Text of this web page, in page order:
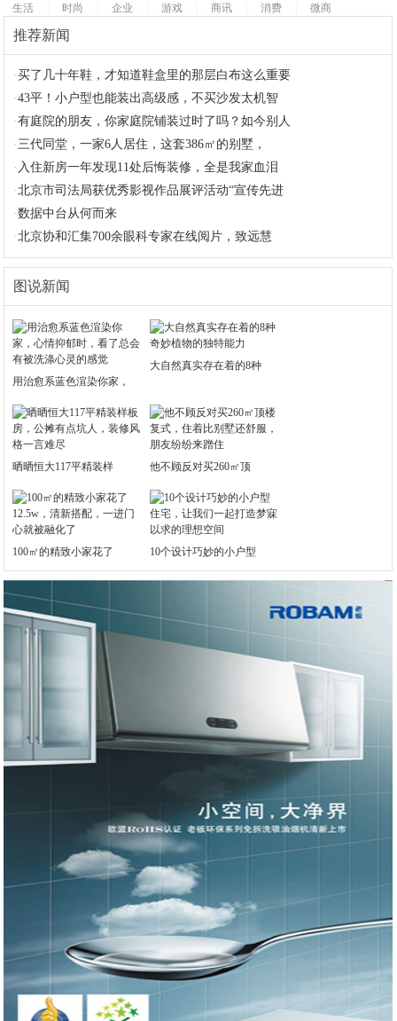
生活
时尚 企业 游戏 商讯 消费 微商
推荐新闻
·买了几十年鞋，才知道鞋盒里的那层白布这么重要
·43平！小户型也能装出高级感，不买沙发太机智
·有庭院的朋友，你家庭院铺装过时了吗？如今别人
·三代同堂，一家6人居住，这套386㎡的别墅，
· 入住新房一年发现11处后悔装修，全是我家血泪
·北京市司法局获优秀影视作品展评活动“宣传先进
·数据中台从何而来
·北京协和汇集700余眼科专家在线阅片，致远慧
图说新闻
用治愈系蓝色渲染你家，
大自然真实存在着的8种
晒晒恒大117平精装样 他不顾反对买260㎡顶
100㎡的精致小家花了 10个设计巧妙的小户型